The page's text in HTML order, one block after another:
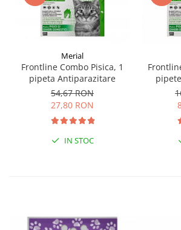
Merial
Frontline Combo Pisica, 1
pipeta Antiparazitare
54,67 RON
27,80 RON
IN STOC